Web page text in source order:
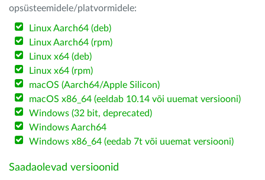
opsüsteemidele/platvormidele:
Linux Aarch64 (deb)
Linux Aarch64 (rpm)
Linux x64 (deb)
Linux x64 (rpm)
macOS (Aarch64/Apple Silicon)
macOS x86_64 (eeldab 10.14 või uuemat versiooni)
Windows (32 bit, deprecated)
Windows Aarch64
Windows x86_64 (eedab 7t või uuemat versiooni)
Saadaolevad versioonid